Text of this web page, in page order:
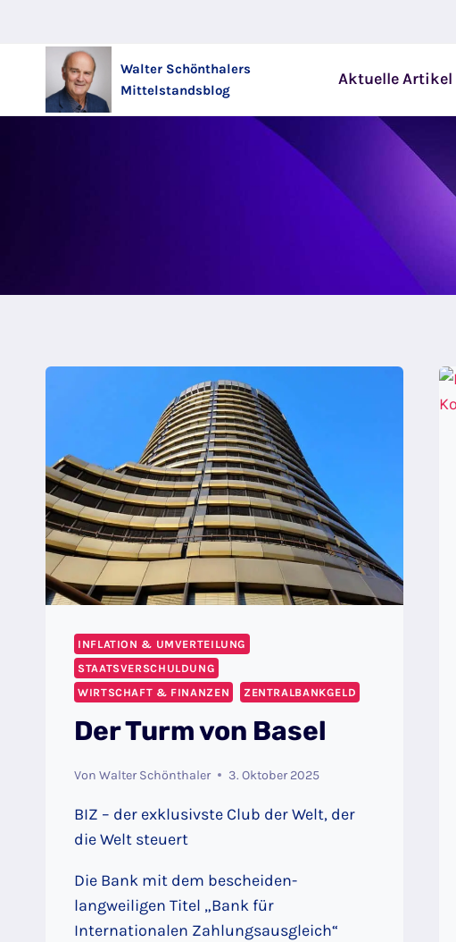
springen
Walter Schönthalers
Mittelstandsblog
Aktuelle Artikel
INFLATION & UMVERTEILUNG
STAATSVERSCHULDUNG
WIRTSCHAFT & FINANZEN
ZENTRALBANKGELD
Der Turm von Basel
Von Walter Schönthaler 3. Oktober 2025
BIZ – der exklusivste Club der Welt, der
die Welt steuert
Die Bank mit dem bescheiden-
langweiligen Titel „Bank für
Internationalen Zahlungsausgleich“